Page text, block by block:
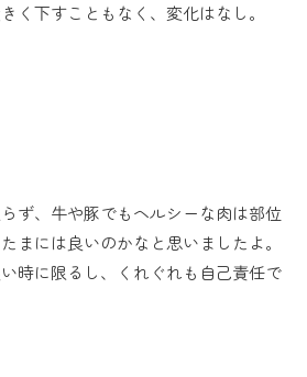
く下すこともなく、変化はなし。
ず、牛や豚でもヘルシーな肉は部位
まには良いのかなと思いましたよ。
時に限るし、くれぐれも自己責任で